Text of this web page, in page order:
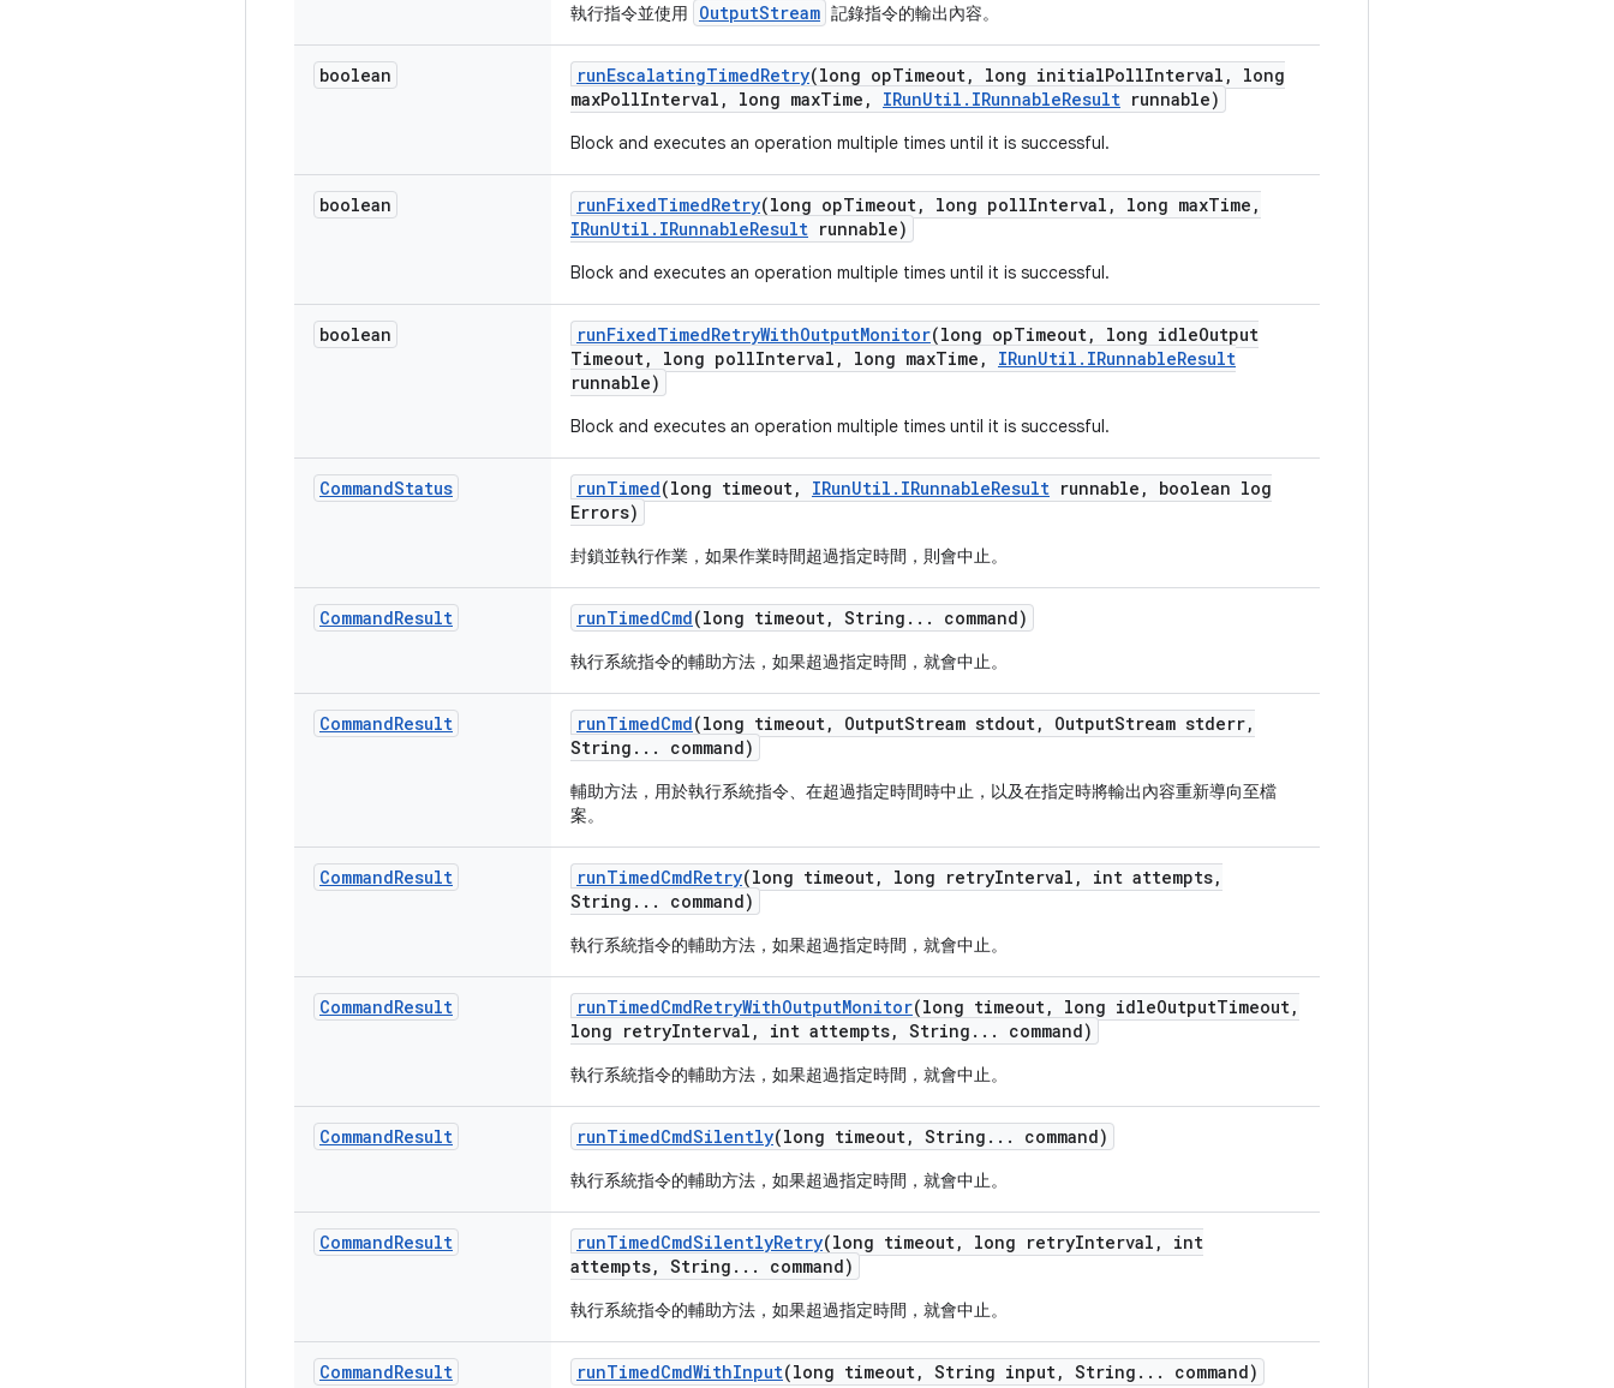
執行指令並使用 OutputStream 記錄指令的輸出內容。
boolean runEscalatingTimedRetry(long opTimeout, long initialPollInterval ,
long
maxPollInterval , long maxTime , IRunUtil . IRunnableResult runnable)
Block and executes an operation multiple times until it is successful.
boolean runFixedTimedRetry(long opTimeout, long pollInterval , long maxTime ,
IRunUtil . IRunnableResult runnable)
Block and executes an operation multiple times until it is successful.
boolean runFixedTimedRetryWithOutputMonitor(long opTimeout, long idleOutput
Timeout, long pollInterval , long maxTime , IRunUtil . IRunnableResult
runnable)
Block and executes an operation multiple times until it is successful.
CommandStatus runTimed(long timeout, IRunUtil . IRunnableResult runnable ,
boolean log
Errors)
封鎖並執行作業，如果作業時間超過指定時間，則會中止。
CommandResult runTimedCmd(long timeout, String . . . command)
執行系統指令的輔助方法，如果超過指定時間，就會中止。
CommandResult runTimedCmd(long timeout, OutputStream stdout, OutputStream stderr,
String . . . command)
輔助方法，用於執行系統指令、在超過指定時間時中止，以及在指定時將輸出內容重新導向至檔
案。
CommandResult runTimedCmdRetry(long timeout, long retryInterval , int attempts,
String . . . command)
執行系統指令的輔助方法，如果超過指定時間，就會中止。
CommandResult runTimedCmdRetryWithOutputMonitor(long timeout, long idleOutputTimeout,
long retryInterval , int attempts, String . . . command)
執行系統指令的輔助方法，如果超過指定時間，就會中止。
CommandResult runTimedCmdSilently(long timeout, String . . . command)
執行系統指令的輔助方法，如果超過指定時間，就會中止。
CommandResult runTimedCmdSilentlyRetry(long timeout, long retryInterval ,
int
attempts, String . . . command)
執行系統指令的輔助方法，如果超過指定時間，就會中止。
CommandResult runTimedCmdWithInput(long timeout, String input, String . . . command)